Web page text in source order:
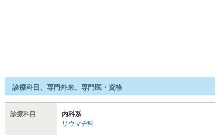
診療科目、専門外来、専門医・資格
診療科目
内科系
リウマチ科